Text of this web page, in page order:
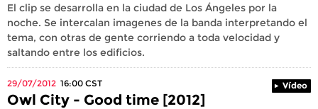
El clip se desarrolla en la ciudad de Los Ángeles por la
noche. Se intercalan imagenes de la banda interpretando el
tema, con otras de gente corriendo a toda velocidad y
saltando entre los edificios.
29/07/2012 16:00 CST Vídeo
Owl City - Good time [2012]